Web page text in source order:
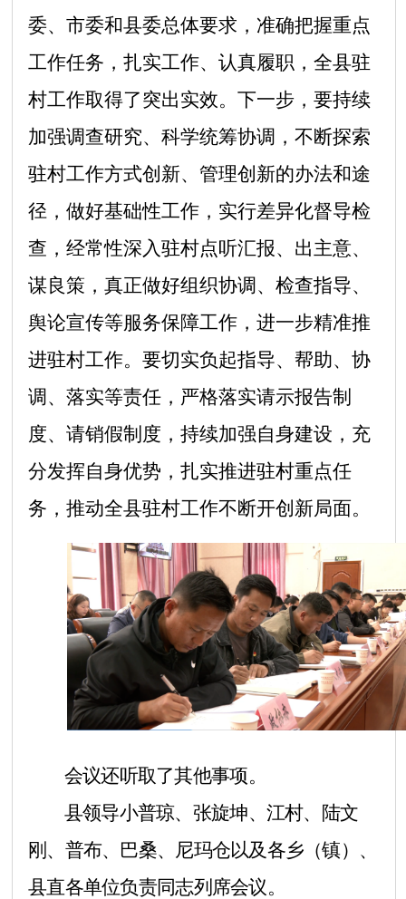
委、市委和县委总体要求，准确把握重点
工作任务，扎实工作、认真履职，全县驻
村工作取得了突出实效。下一步，要持续
加强调查研究、科学统筹协调，不断探索
驻村工作方式创新、管理创新的办法和途
径，做好基础性工作，实行差异化督导检
查，经常性深入驻村点听汇报、出主意、
谋良策，真正做好组织协调、检查指导、
舆论宣传等服务保障工作，进一步精准推
进驻村工作。要切实负起指导、帮助、协
调、落实等责任，严格落实请示报告制
度、请销假制度，持续加强自身建设，充
分发挥自身优势，扎实推进驻村重点任
务，推动全县驻村工作不断开创新局面。
会议还听取了其他事项。
县领导小普琼、张旋坤、江村、陆文
刚、普布、巴桑、尼玛仓以及各乡（镇）、
县直各单位负责同志列席会议。